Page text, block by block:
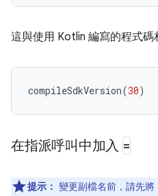
這與使用 Kotlin 編寫的程式碼
compileSdkVersion(30)
在指派呼叫中加入 =
提示： 變更副檔名前，請先將